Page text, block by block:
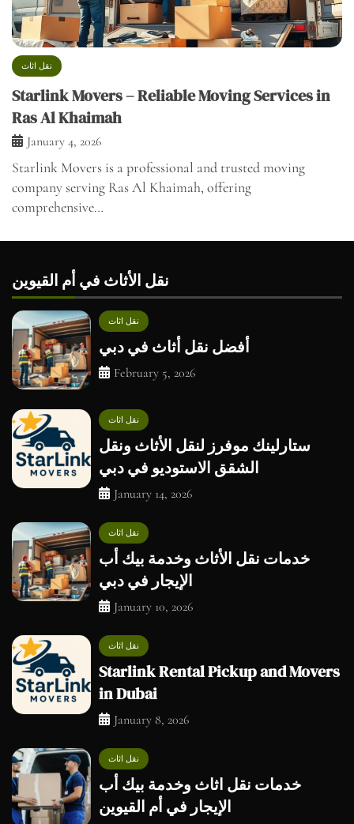
نقل اثاث
Starlink Movers – Reliable Moving Services in
Ras Al Khaimah
January 4, 2026
Starlink Movers is a professional and trusted moving
company serving Ras Al Khaimah, offering
comprehensive…
نقل الأثاث في أم القيوين
نقل اثاث
أفضل نقل أثاث في دبي
February 5, 2026
نقل اثاث
ستارلينك موفرز لنقل الأثاث ونقل
الشقق الاستوديو في دبي
January 14, 2026
نقل اثاث
خدمات نقل الأثاث وخدمة بيك أب
الإيجار في دبي
January 10, 2026
نقل اثاث
Starlink Rental Pickup and Movers
in Dubai
January 8, 2026
نقل اثاث
خدمات نقل اثاث وخدمة بيك أب
الإيجار في أم القيوين